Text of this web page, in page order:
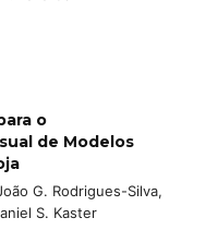
o
de Modelos
G. Rodrigues-Silva,
S. Kaster